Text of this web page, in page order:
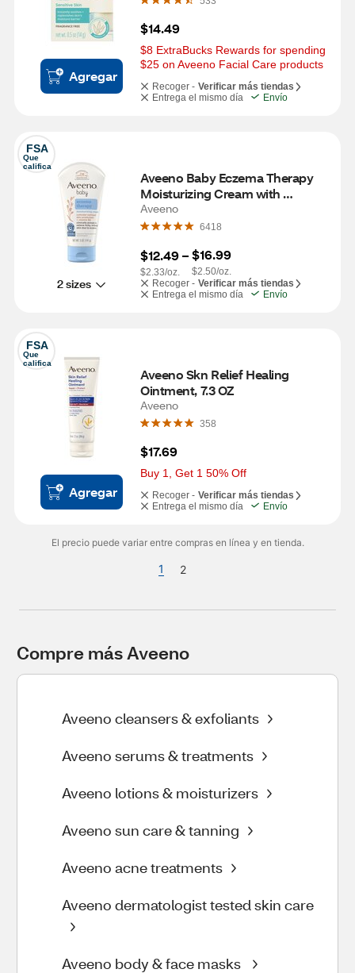
Agregar
$14.49
$8 ExtraBucks Rewards for spending
$25 on Aveeno Facial Care products
Recoger - Verificar más tiendas
Entrega el mismo día
Envío
FSA
Que
califica
2 sizes
Aveeno Baby Eczema Therapy
Moisturizing Cream with
Oatmeal, 5 fl. Oz
Aveeno
6418
$12.49 –
$2.33/oz.
$16.99
$2.50/oz.
Recoger - Verificar más tiendas
Entrega el mismo día
Envío
FSA
Que
califica
Agregar
Aveeno Skn Relief Healing
Ointment, 7.3 OZ
Aveeno
358
$17.69
Buy 1, Get 1 50% Off
Recoger - Verificar más tiendas
Entrega el mismo día
Envío
El precio puede variar entre compras en línea y en tienda.
1 2
Compre más Aveeno
Aveeno cleansers & exfoliants
Aveeno serums & treatments
Aveeno lotions & moisturizers
Aveeno sun care & tanning
Aveeno acne treatments
Aveeno dermatologist tested skin care
Aveeno body & face masks